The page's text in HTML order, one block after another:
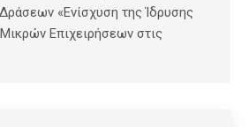
«Ενίσχυση της Ίδρυσης
Επιχειρήσεων στις